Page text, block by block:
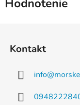
Hodnotenie
Kontakt
info@